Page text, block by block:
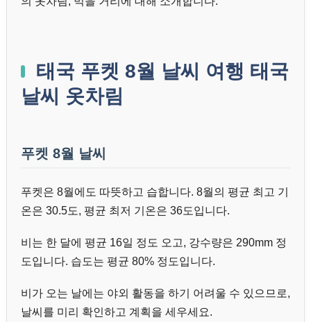
태국 푸켓 8월 날씨 여행 태국
날씨 옷차림
푸켓 8월 날씨
푸켓은 8월에도 따뜻하고 습합니다. 8월의 평균 최고 기
온은 30.5도, 평균 최저 기온은 36도입니다.
비는 한 달에 평균 16일 정도 오고, 강수량은 290mm 정
도입니다. 습도는 평균 80% 정도입니다.
비가 오는 날에는 야외 활동을 하기 어려울 수 있으므로,
날씨를 미리 확인하고 계획을 세우세요.